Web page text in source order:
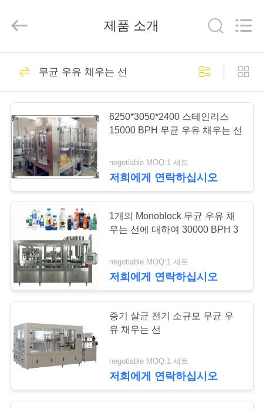
정
제
품
저
에
관
하
공
투
Road
Enterprise
Co.,LTD.
Reserved.
우유 채우는 선
Monoblock 우유 채
우는 선
7
무균 우유 채우는 선
제품 소개
무균 우유 채우는 선
6250*3050*2400 스테인리스
15000 BPH 무균 우유 채우는 선
negotiable MOQ:1 세트
저희에게 연락하십시오
1개의 Monoblock 무균 우유 채
우는 선에 대하여 30000 BPH 3
negotiable MOQ:1 세트
저희에게 연락하십시오
증기 살균 전기 소규모 무균 우
유 채우는 선
negotiable MOQ:1 세트
저희에게 연락하십시오